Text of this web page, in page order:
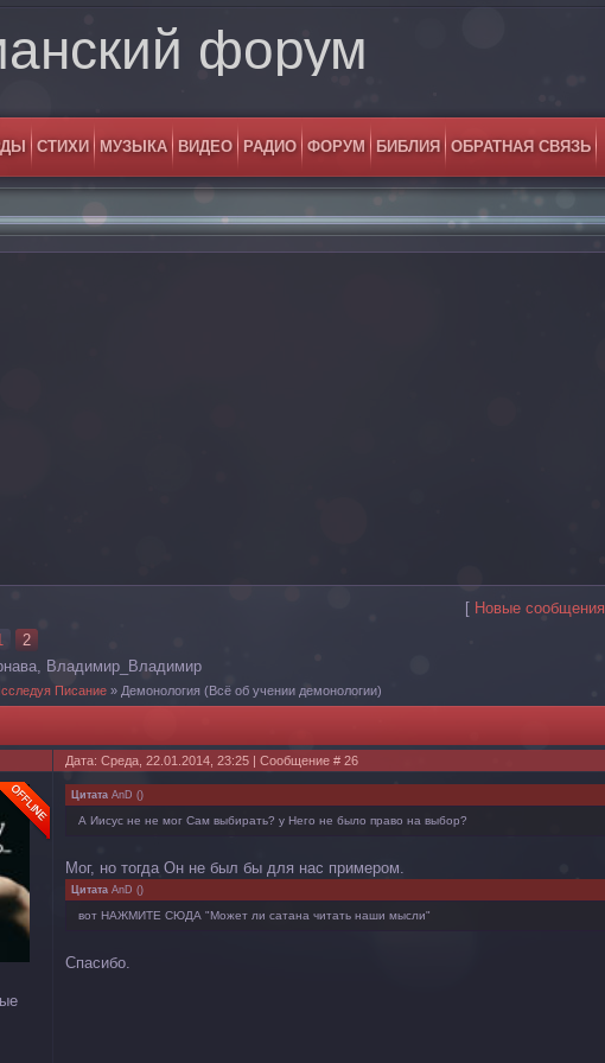
форум
СТИХИ МУЗЫКА ВИДЕО РАДИО ФОРУМ БИБЛИЯ ОБРАТНАЯ СВЯЗЬ
[ Новые сообщения
2
, Владимир_Владимир
Писание » Демонология (Всё об учении демонологии)
Дата: Среда, 22.01.2014, 23:25 | Сообщение # 26
Цитата AnD ()
А Иисус не не мог Сам выбирать? у Него не было право на выбор?
Мог, но тогда Он не был бы для нас примером.
Цитата AnD ()
вот НАЖМИТЕ СЮДА "Может ли сатана читать наши мысли"
Спасибо.